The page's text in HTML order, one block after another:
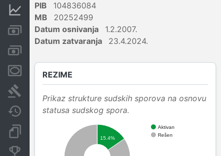
Finansijski podaci
Kreditni limit kompanije
Menice i zaloge
Javne nabavke
Dokumenti i objave
Konkurentske kompanije
PIB
104836084
MB
20252499
Datum osnivanja
1.2.2007.
Datum zatvaranja
23.4.2024.
REZIME
Prikaz strukture sudskih sporova na osnovu
statusa sudskog spora.
Aktivan
Rešen
15.4%